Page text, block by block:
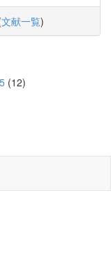
文献一覧)
(12)